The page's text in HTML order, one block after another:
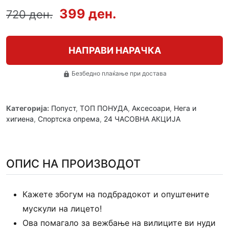
720 ден. 399 ден.
НАПРАВИ НАРАЧКА
lock Безбедно плаќање при достава
Категорија: Попуст, ТОП ПОНУДА, Аксесоари, Нега и
хигиена, Спортска опрема, 24 ЧАСОВНА АКЦИЈА
ОПИС НА ПРОИЗВОДОТ
Кажете збогум на подбрадокот и опуштените
мускули на лицето!
Ова помагало за вежбање на вилиците ви нуди